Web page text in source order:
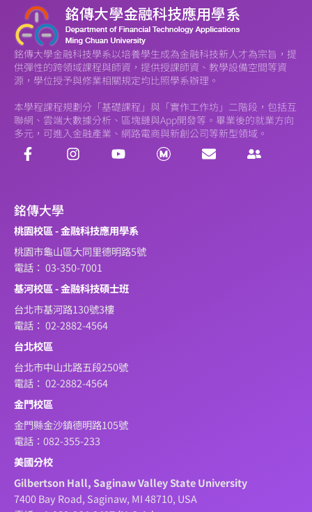
銘傳大學金融科技學系以培養學生成為金融科技新人才為宗旨，提
供彈性的跨領域課程與師資，提供授課師資、教學設備空間等資
源，學位授予與修業相關規定均比照學系辦理。
本學程課程規劃分「基礎課程」與「實作工作坊」二階段，包括互
聯網、雲端大數據分析、區塊鏈與App開發等。畢業後的就業方向
多元，可進入金融產業、網路電商與新創公司等新型領域。
銘傳大學
桃園校區 - 金融科技應用學系
桃園市龜山區大同里德明路5號
電話： 03-350-7001
基河校區 - 金融科技碩士班
台北市基河路130號3樓
電話： 02-2882-4564
台北校區
台北市中山北路五段250號
電話： 02-2882-4564
金門校區
金門縣金沙鎮德明路105號
電話：082-355-233
美國分校
Gilbertson Hall, Saginaw Valley State University
7400 Bay Road, Saginaw, MI 48710, USA